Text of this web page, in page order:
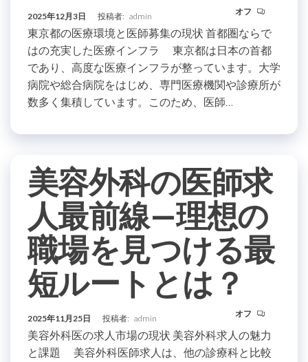
2025年12月3日 投稿者: admin オフ
東京都の医療環境と医師募集の現状 首都圏ならで
はの充実した医療インフラ 東京都は日本の首都
であり、高度な医療インフラが整っています。大学
病院や総合病院をはじめ、専門医療機関や診療所が
数多く集積しています。このため、医師…
美容外科の医師求
人最前線—理想の
職場を見つける最
短ルートとは？
2025年11月25日 投稿者: admin オフ
美容外科医の求人市場の現状 美容外科求人の魅力
と課題 美容外科医師求人は、他の診療科と比較